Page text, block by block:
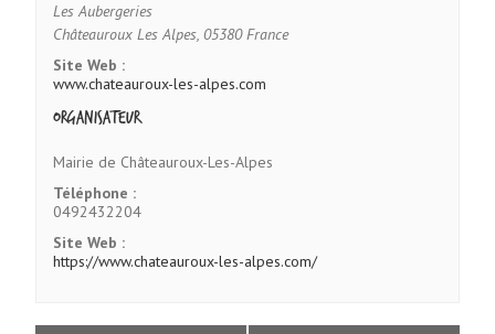
Les Aubergeries
Châteauroux Les Alpes, 05380 France
Site Web :
www.chateauroux-les-alpes.com
Organisateur
Mairie de Châteauroux-Les-Alpes
Téléphone :
0492432204
Site Web :
https://www.chateauroux-les-alpes.com/